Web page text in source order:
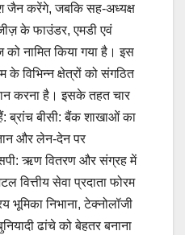
जैन करेंगे, जबकि सह-अध्यक्ष
के फाउंडर, एमडी एवं
नामित किया गया है। इस
के विभिन्न क्षेत्रों को संगठित
करना है। इसके तहत चार
ब्रांच बीसी: बैंक शाखाओं का
और लेन-देन पर
ऋण वितरण और संग्रह में
वित्तीय सेवा प्रदाता फोरम
भूमिका निभाना, टेक्‍नोलॉजी
ढांचे को बेहतर बनाना